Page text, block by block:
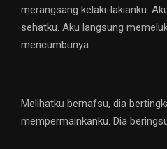
merangsang kelaki-lakianku.
sehatku. Aku langsung
mencumbunya.
Melihatku bernafsu, dia
mempermainkanku. Dia